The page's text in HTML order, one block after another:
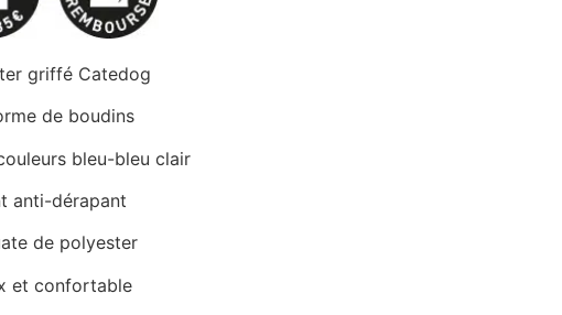
griffé Catedog
de boudins
bleu-bleu clair
anti-dérapant
de polyester
et confortable